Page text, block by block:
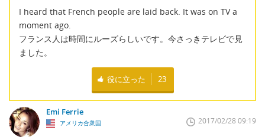
I heard that French people are laid back. It was on TV a
moment ago.
フランス人は時間にルーズらしいです。今さっきテレビで見
ました。
役に立った 23
Emi Ferrie
アメリカ合衆国 2017/02/28 09:19